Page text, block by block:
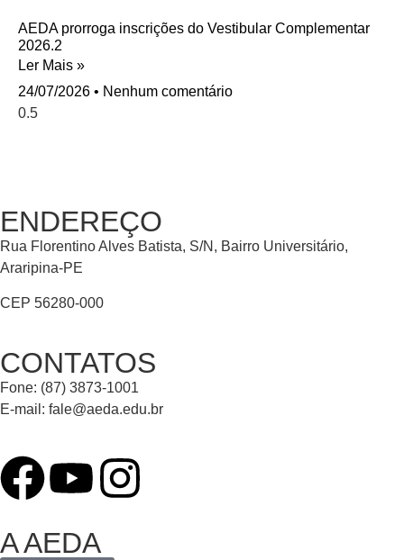
AEDA prorroga inscrições do Vestibular Complementar
2026.2
Ler Mais »
24/07/2026
Nenhum comentário
ENDEREÇO
Rua Florentino Alves Batista, S/N, Bairro Universitário,
Araripina-PE
CEP 56280-000
CONTATOS
Fone: (87) 3873-1001
E-mail: fale@aeda.edu.br
A AEDA